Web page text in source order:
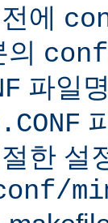
에
conf
파일
한 설